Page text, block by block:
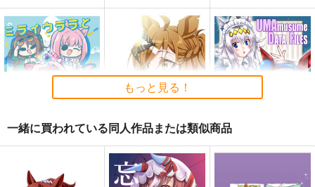
もしかしてもしかして
鈍色
もっと見る！
一緒に買われている同人作品または類似商品